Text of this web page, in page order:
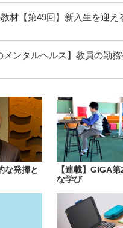
材【第49回】新入生を迎え
メンタルヘルス】教員の勤
な発揮と
【連載】GIGA
な学び